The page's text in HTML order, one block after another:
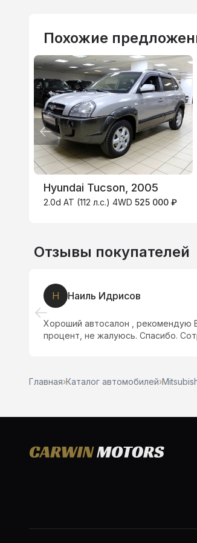
Похожие
Hyundai Tucson, 2005
2.0d AT (112 л.с.) 4WD 525 000 ₽
ВТБ
3.9%
Отзывы покупателей
Н Наиль Идрисов
Хороший автосалон , рекомендую
процент, не жалуюсь. Спасибо.
Главная›Каталог автомобилей›